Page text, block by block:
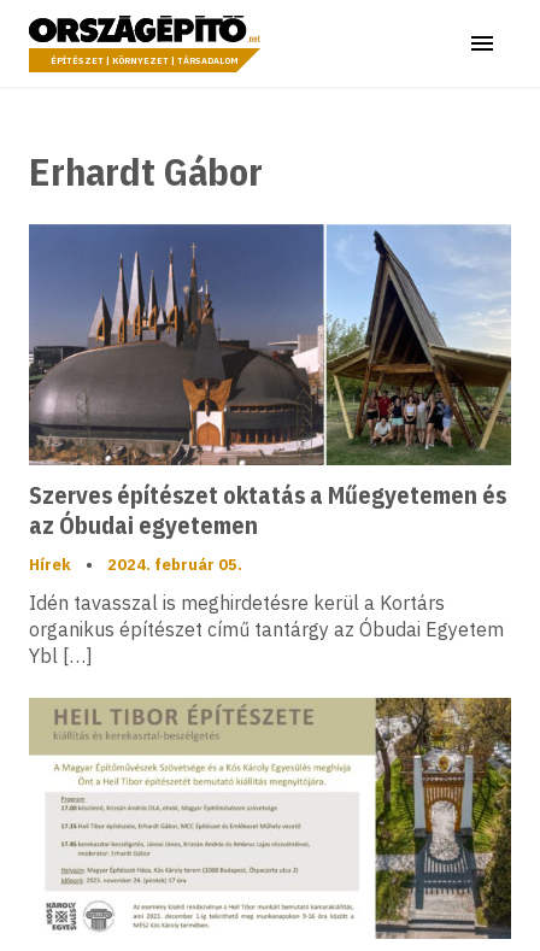
a tartalomhoz
Országépítő
ÉPÍTÉSZET | KÖRNYEZET | TÁRSADALOM Menü
Erhardt Gábor
Szerves építészet oktatás a Műegyetemen és
az Óbudai egyetemen
Hírek • 2024. február 05.
Idén tavasszal is meghirdetésre kerül a Kortárs
organikus építészet című tantárgy az Óbudai Egyetem
Ybl […]